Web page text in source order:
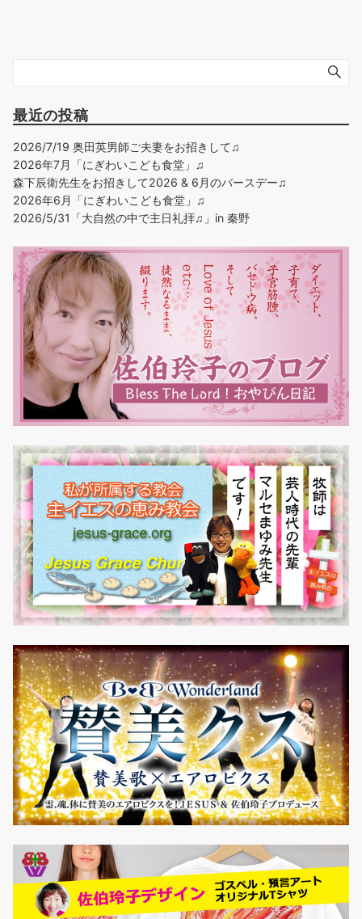
最近の投稿
2026/7/19 奥田英男師ご夫妻をお招きして♫
2026年7月「にぎわいこども食堂」♫
森下辰衛先生をお招きして2026 & 6月のバースデー♫
2026年6月「にぎわいこども食堂」♫
2026/5/31「大自然の中で主日礼拝♫」in 秦野